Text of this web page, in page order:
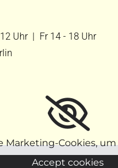
Uhr | Fr 14 - 18 Uhr
Marketing-Cookies,
Accept cookies